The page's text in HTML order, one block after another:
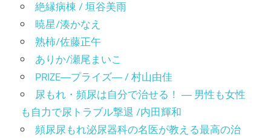
絶縁病棟 / 垣谷美雨
暁星/湊かなえ
熟柿/佐藤正午
ありか/瀬尾まいこ
PRIZE―プライズ― / 村山由佳
尿もれ・頻尿は自分で治せる！ ― 男性も女性
も自力で尿トラブル撃退 /内田輝和
頻尿尿もれ泌尿器科の名医が教える最高の治